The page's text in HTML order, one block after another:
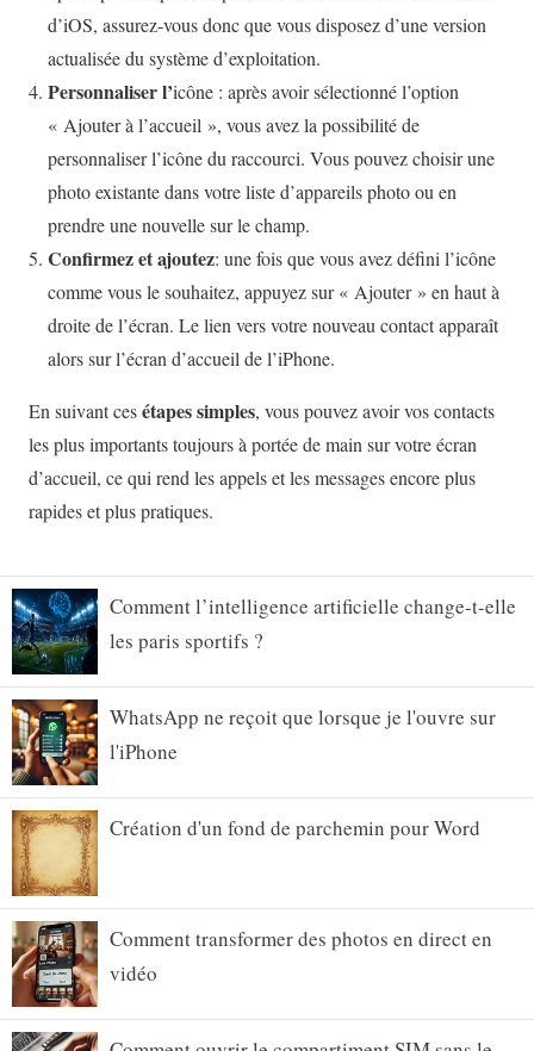
Comment l’intelligence artificielle change-t-elle
les paris sportifs ?
WhatsApp ne reçoit que lorsque je l'ouvre sur
l'iPhone
Création d'un fond de parchemin pour Word
Comment transformer des photos en direct en
vidéo